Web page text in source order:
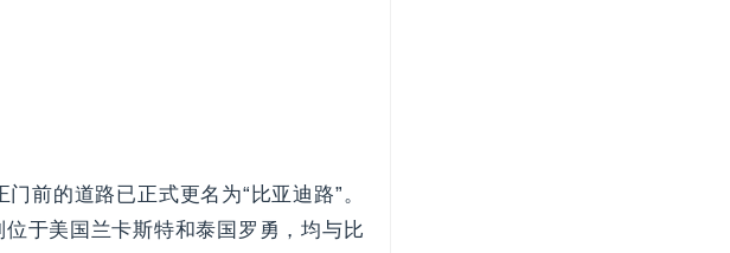
前的道路已正式更名为“比亚迪路”。
于美国兰卡斯特和泰国罗勇，均与比